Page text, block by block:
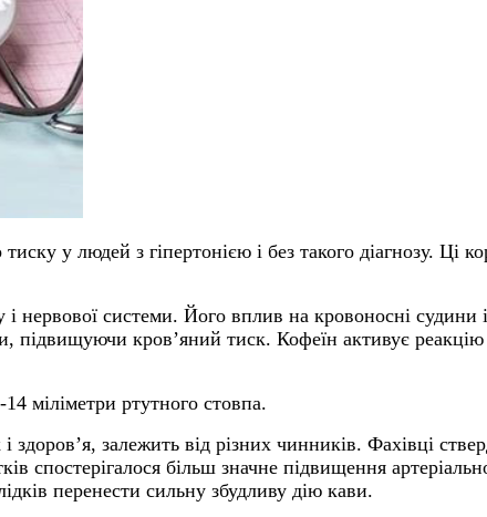
у людей з гіпертонією і без такого діагнозу. Ці
нервової системи. Його вплив на кровоносні судини
підвищуючи кров’яний тиск. Кофеїн активує
міліметри ртутного стовпа.
здоров’я, залежить від різних чинників. Фахівці
спостерігалося більш значне підвищення
перенести сильну збудливу дію кави.